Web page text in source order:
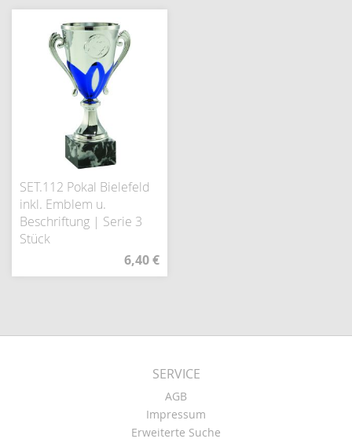
SET.112 Pokal Bielefeld
inkl. Emblem u.
Beschriftung | Serie 3
Stück
6,40 €
SERVICE
AGB
Impressum
Erweiterte Suche